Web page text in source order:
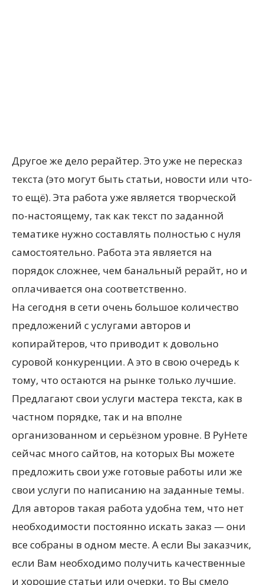
Другое же дело рерайтер. Это уже не пересказ
текста (это могут быть статьи, новости или что-
то ещё). Эта работа уже является творческой
по-настоящему, так как текст по заданной
тематике нужно составлять полностью с нуля
самостоятельно. Работа эта является на
порядок сложнее, чем банальный рерайт, но и
оплачивается она соответственно.
На сегодня в сети очень большое количество
предложений с услугами авторов и
копирайтеров, что приводит к довольно
суровой конкуренции. А это в свою очередь к
тому, что остаются на рынке только лучшие.
Предлагают свои услуги мастера текста, как в
частном порядке, так и на вполне
организованном и серьёзном уровне. В РуНете
сейчас много сайтов, на которых Вы можете
предложить свои уже готовые работы или же
свои услуги по написанию на заданные темы.
Для авторов такая работа удобна тем, что нет
необходимости постоянно искать заказ — они
все собраны в одном месте. А если Вы заказчик,
если Вам необходимо получить качественные
и хорошие статьи или очерки, то Вы смело